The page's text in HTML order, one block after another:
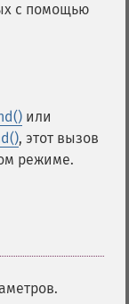
с помощью
или
, этот вызов
режиме.